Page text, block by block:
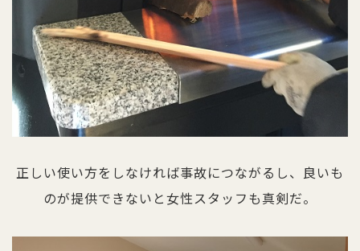
正しい使い方をしなければ事故につながるし、良いも
のが提供できないと女性スタッフも真剣だ。